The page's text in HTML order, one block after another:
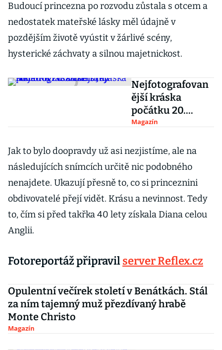
Budoucí princezna po rozvodu zůstala s otcem a
nedostatek mateřské lásky měl údajně v
pozdějším životě vyústit v žárlivé scény,
hysterické záchvaty a silnou majetnickost.
Nejfotografovan
ější kráska
počátku 20.
století. Její konec
Magazín
Jak to bylo doopravdy už asi nezjistíme, ale na
následujících snímcích určitě nic podobného
nenajdete. Ukazují přesně to, co si princeznini
obdivovatelé přejí vidět. Krásu a nevinnost. Tedy
to, čím si před takřka 40 lety získala Diana celou
Anglii.
Fotoreportáž připravilserver Reflex.cz
Opulentní večírek století v Benátkách. Stál
za ním tajemný muž přezdívaný hrabě
Monte Christo
Magazín